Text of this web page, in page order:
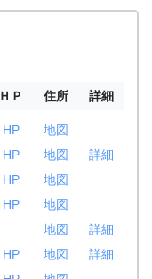
ＨＰ 住所 詳細
HP
地図
HP 地図
詳細
HP
地図
HP
地図
地図
詳細
HP 地図
詳細